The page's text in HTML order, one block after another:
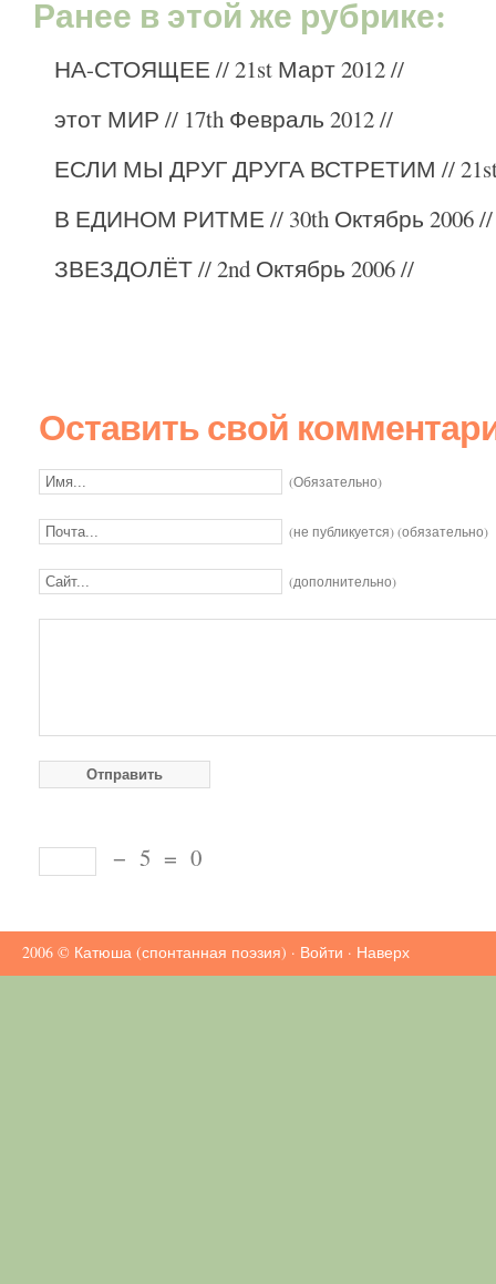
Ранее в этой же рубрике:
НА-СТОЯЩЕЕ // 21st Март 2012 //
этот МИР // 17th Февраль 2012 //
ЕСЛИ МЫ ДРУГ ДРУГА ВСТРЕТИМ //
В ЕДИНОМ РИТМЕ // 30th Октябрь 2006 //
ЗВЕЗДОЛЁТ// 2nd Октябрь 2006 //
Оставить свой
(Обязательно)
(не публикуется) (обязательно)
(дополнительно)
− 5 = 0
2006 © Катюша (спонтанная поэзия) · Войти · Наверх